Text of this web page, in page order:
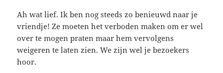
Ah wat lief. Ik ben nog steeds zo benieuwd naar je
vriendje! Ze moeten het verboden maken om er wel
over te mogen praten maar hem vervolgens
weigeren te laten zien. We zijn wel je bezoekers
hoor.